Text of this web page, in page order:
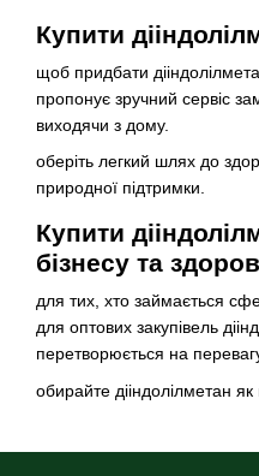
Купити
щоб придбати
пропонує зручний сервіс
виходячи з дому.
оберіть легкий шлях до
природної підтримки.
Купити
бізнесу та
для тих, хто займається
для оптових закупівель
перетворюється на
обирайте дііндолілметан